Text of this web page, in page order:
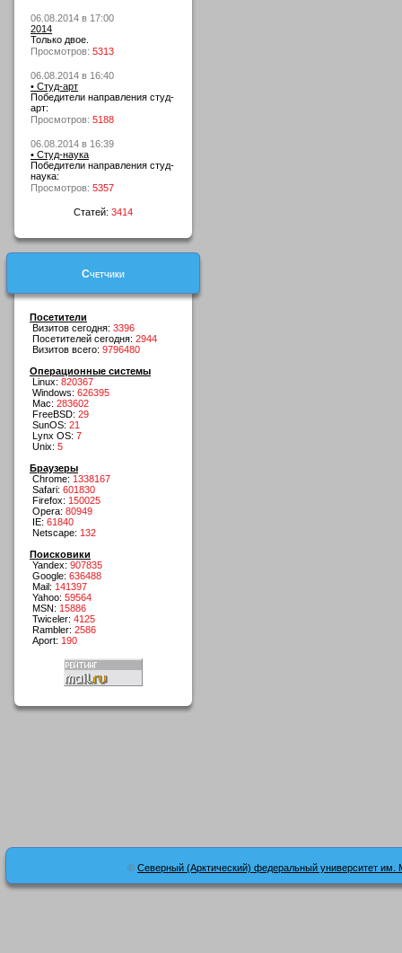
06.08.2014 в 17:00
2014
Только двое.
Просмотров: 5313
06.08.2014 в 16:40
• Студ-арт
Победители направления студ-
арт:
Просмотров: 5188
06.08.2014 в 16:39
• Студ-наука
Победители направления студ-
наука:
Просмотров: 5357
Статей: 3414
Счетчики
Посетители
Визитов сегодня: 3396
Посетителей сегодня: 2944
Визитов всего: 9796480
Операционные системы
Linux: 820367
Windows: 626395
Mac: 283602
FreeBSD: 29
SunOS: 21
Lynx OS: 7
Unix: 5
Браузеры
Chrome: 1338167
Safari: 601830
Firefox: 150025
Opera: 80949
IE: 61840
Netscape: 132
Поисковики
Yandex: 907835
Google: 636488
Mail: 141397
Yahoo: 59564
MSN: 15886
Twiceler: 4125
Rambler: 2586
Aport: 190
© Северный (Арктический) федеральный университет